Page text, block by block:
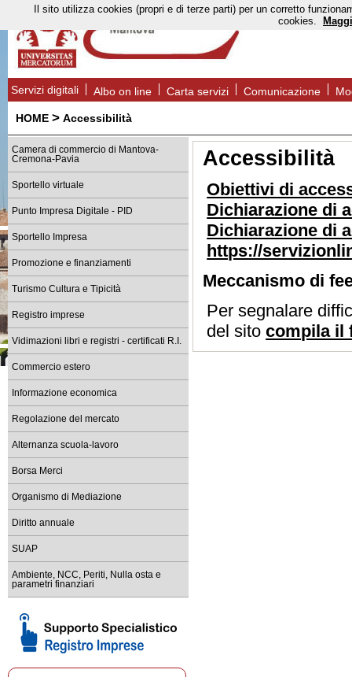
Servizi digitali Albo on line Carta servizi Comunicazione
HOME > Accessibilità
Camera di commercio di Mantova-
Cremona-Pavia
Sportello virtuale
Punto Impresa Digitale - PID
Sportello Impresa
Promozione e finanziamenti
Turismo Cultura e Tipicità
Registro imprese
Vidimazioni libri e registri - certificati R.I.
Commercio estero
Informazione economica
Regolazione del mercato
Alternanza scuola-lavoro
Borsa Merci
Organismo di Mediazione
Diritto annuale
SUAP
Ambiente, NCC, Periti, Nulla osta e
parametri finanziari
Accessibilità
Obiettivi di
Dichiarazione di
Dichiarazione di
https://
Meccanismo di
Per segnalare
del sitocompila il
Il sito utilizza cookies (propri e di terze parti) per un corretto
cookies.